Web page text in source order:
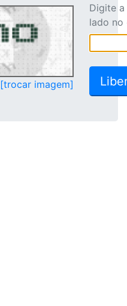
[trocar imagem]
Digite
lado no